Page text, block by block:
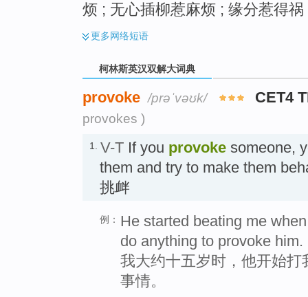
烦 ; 无心插柳惹麻烦 ; 缘分惹得祸
更多网络短语
柯林斯英汉双解大词典
provoke /prəˈvəʊk/ CET4
provokes )
1. V-T If you provoke someone,
them and try to make them
挑衅
例： He started beating me
do anything to provoke him.
我大约十五岁时，他开始
事情。